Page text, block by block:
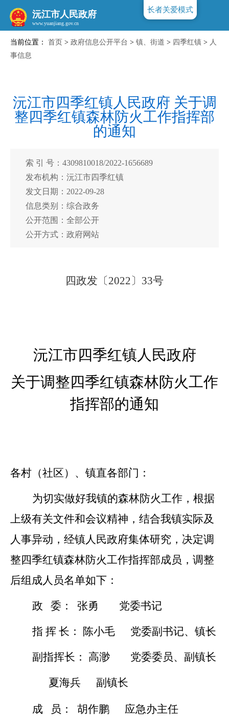
沅江市人民政府
当前位置： 首页 > 政府信息公开平台 > 镇、街道 > 四季红镇 > 人
事信息
沅江市四季红镇人民政府 关于调
整四季红镇森林防火工作指挥部
的通知
索 引 号：4309810018/2022-1656689
发布机构：沅江市四季红镇
发文日期：2022-09-28
信息类别：综合政务
公开范围：全部公开
公开方式：政府网站
四政发〔2022〕 33号
沅江市四季红镇人民政府
关于调整四季红镇森林防火工作
指挥部的通知
各村（社区）、镇直各部门：
为切实做好我镇的森林防火工作，根据
上级有关文件和会议精神，结合我镇实际及
人事异动，经镇人民政府集体研究，决定调
整四季红镇森林防火工作指挥部成员，调整
后组成人员名单如下：
政 委： 张勇 党委书记
指 挥 长： 陈小毛 党委副书记、镇长
副指挥长： 高渺 党委委员、副镇长
夏海兵 副镇长
成 员： 胡作鹏 应急办主任
长者关爱模式